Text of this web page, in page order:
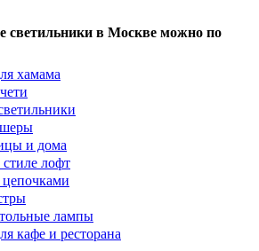
светильники в Москве можно по
хамама
и дома
лофт
лампы
кафе и ресторана